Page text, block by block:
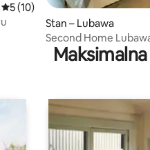
Prosječna ocjena: 5/5,
5 (10)
Stan – Lubawa
Second Home
kreveta | fv | parking